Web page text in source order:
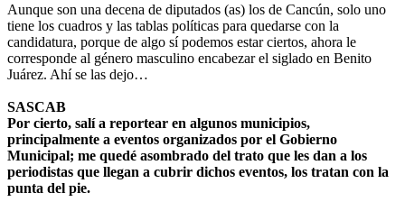
Aunque son una decena de diputados (as) los de Cancún, solo uno
tiene los cuadros y las tablas políticas para quedarse con la
candidatura, porque de algo sí podemos estar ciertos, ahora le
corresponde al género masculino encabezar el siglado en Benito
Juárez. Ahí se las dejo…
SASCAB
Por cierto, salí a reportear en algunos municipios,
principalmente a eventos organizados por el Gobierno
Municipal; me quedé asombrado del trato que les dan a los
periodistas que llegan a cubrir dichos eventos, los tratan con la
punta del pie.